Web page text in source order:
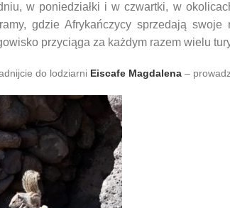
w poniedziałki i w czwartki, w
gdzie Afrykańczycy sprzedają
przyciąga za każdym razem wielu
do lodziarni Eiscafe Magdalena –